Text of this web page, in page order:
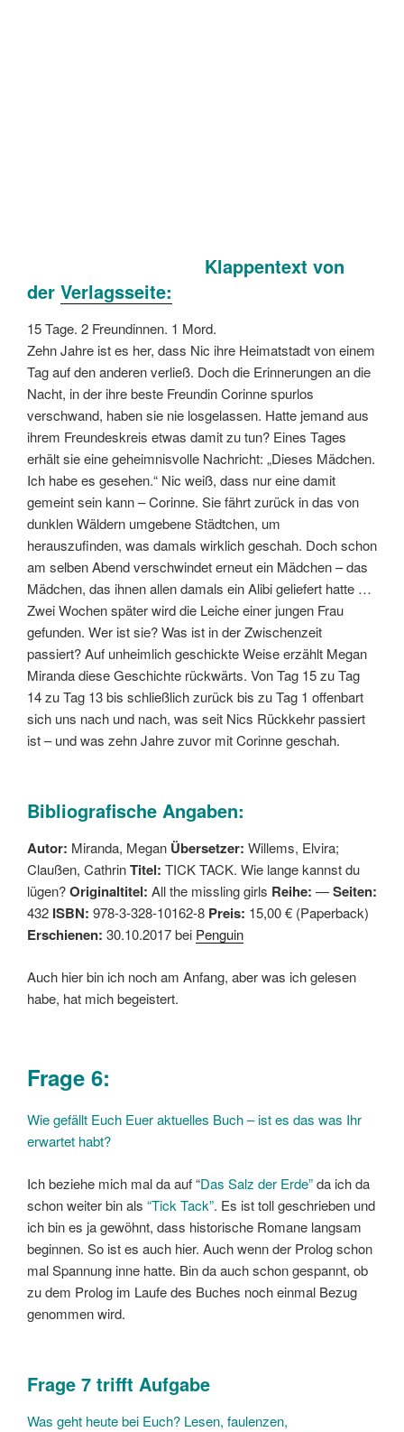
Klappentext von
der Verlagsseite:
15 Tage. 2 Freundinnen. 1 Mord.
Zehn Jahre ist es her, dass Nic ihre Heimatstadt von einem
Tag auf den anderen verließ. Doch die Erinnerungen an die
Nacht, in der ihre beste Freundin Corinne spurlos
verschwand, haben sie nie losgelassen. Hatte jemand aus
ihrem Freundeskreis etwas damit zu tun? Eines Tages
erhält sie eine geheimnisvolle Nachricht: „Dieses Mädchen.
Ich habe es gesehen.“ Nic weiß, dass nur eine damit
gemeint sein kann – Corinne. Sie fährt zurück in das von
dunklen Wäldern umgebene Städtchen, um
herauszufinden, was damals wirklich geschah. Doch schon
am selben Abend verschwindet erneut ein Mädchen – das
Mädchen, das ihnen allen damals ein Alibi geliefert hatte …
Zwei Wochen später wird die Leiche einer jungen Frau
gefunden. Wer ist sie? Was ist in der Zwischenzeit
passiert? Auf unheimlich geschickte Weise erzählt Megan
Miranda diese Geschichte rückwärts. Von Tag 15 zu Tag
14 zu Tag 13 bis schließlich zurück bis zu Tag 1 offenbart
sich uns nach und nach, was seit Nics Rückkehr passiert
ist – und was zehn Jahre zuvor mit Corinne geschah.
Bibliografische Angaben:
Autor: Miranda, Megan Übersetzer: Willems, Elvira;
Claußen, CathrinTitel: TICK TACK. Wie lange kannst du
lügen?Originaltitel: All the missling girls Reihe: —Seiten:
432 ISBN: 978-3-328-10162-8 Preis: 15,00 € (Paperback)
Erschienen: 30.10.2017 bei Penguin
Auch hier bin ich noch am Anfang, aber was ich gelesen
habe, hat mich begeistert.
Frage 6:
Wie gefällt Euch Euer aktuelles Buch – ist es das was Ihr
erwartet habt?
Ich beziehe mich mal da auf “Das Salz der Erde”da ich da
schon weiter bin als “Tick Tack”. Es ist toll geschrieben und
ich bin es ja gewöhnt, dass historische Romane langsam
beginnen. So ist es auch hier. Auch wenn der Prolog schon
mal Spannung inne hatte. Bin da auch schon gespannt, ob
zu dem Prolog im Laufe des Buches noch einmal Bezug
genommen wird.
Frage 7 trifft Aufgabe
Was geht heute bei Euch? Lesen, faulenzen,